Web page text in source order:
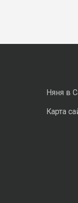
Няня в
Карта